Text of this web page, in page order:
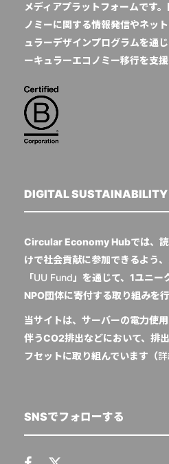
メディアプラットフォームです
ノミーに関する情報発信やネッ
ュラーデザインプログラムを通
ーキュラーエコノミー移行を支援
DIGITAL SUSTAINABILITY
Circular Economy Hubでは、読
けで社会貢献に参加できるよう
「UU Fund 」を通じて、1ユニ
NPO団体に寄付する取り組みを行
当サイトは、サーバーの電力使
伴うCO2排出などにおいて、排
フセットに取り組んでいます（
SNSでフォローする